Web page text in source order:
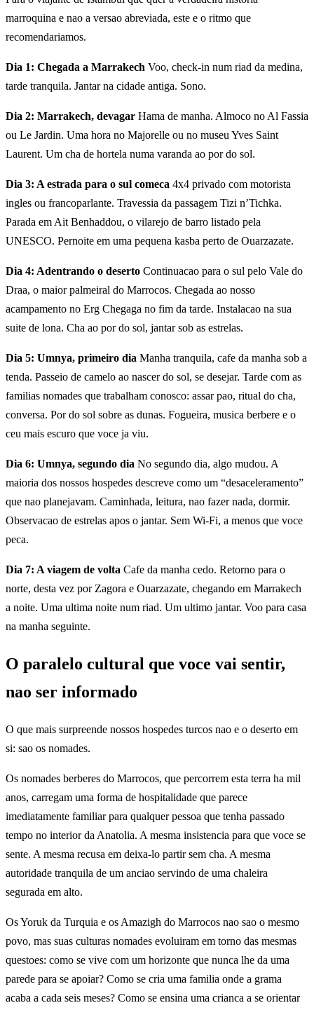
marroquina e nao a versao abreviada, este e o ritmo que
recomendariamos.
Dia 1: Chegada a Marrakech Voo, check-in num riad da medina,
tarde tranquila. Jantar na cidade antiga. Sono.
Dia 2: Marrakech, devagar Hama de manha. Almoco no Al Fassia
ou Le Jardin. Uma hora no Majorelle ou no museu Yves Saint
Laurent. Um cha de hortela numa varanda ao por do sol.
Dia 3: A estrada para o sul comeca 4x4 privado com motorista
ingles ou francoparlante. Travessia da passagem Tizi n’Tichka.
Parada em Ait Benhaddou, o vilarejo de barro listado pela
UNESCO. Pernoite em uma pequena kasba perto de Ouarzazate.
Dia 4: Adentrando o deserto Continuacao para o sul pelo Vale do
Draa, o maior palmeiral do Marrocos. Chegada ao nosso
acampamento no Erg Chegaga no fim da tarde. Instalacao na sua
suite de lona. Cha ao por do sol, jantar sob as estrelas.
Dia 5: Umnya, primeiro dia Manha tranquila, cafe da manha sob a
tenda. Passeio de camelo ao nascer do sol, se desejar. Tarde com as
familias nomades que trabalham conosco: assar pao, ritual do cha,
conversa. Por do sol sobre as dunas. Fogueira, musica berbere e o
ceu mais escuro que voce ja viu.
Dia 6: Umnya, segundo dia No segundo dia, algo mudou. A
maioria dos nossos hospedes descreve como um “desaceleramento”
que nao planejavam. Caminhada, leitura, nao fazer nada, dormir.
Observacao de estrelas apos o jantar. Sem Wi-Fi, a menos que voce
peca.
Dia 7: A viagem de volta Cafe da manha cedo. Retorno para o
norte, desta vez por Zagora e Ouarzazate, chegando em Marrakech
a noite. Uma ultima noite num riad. Um ultimo jantar. Voo para casa
na manha seguinte.
O paralelo cultural que voce vai sentir,
nao ser informado
O que mais surpreende nossos hospedes turcos nao e o deserto em
si: sao os nomades.
Os nomades berberes do Marrocos, que percorrem esta terra ha mil
anos, carregam uma forma de hospitalidade que parece
imediatamente familiar para qualquer pessoa que tenha passado
tempo no interior da Anatolia. A mesma insistencia para que voce se
sente. A mesma recusa em deixa-lo partir sem cha. A mesma
autoridade tranquila de um anciao servindo de uma chaleira
segurada em alto.
Os Yoruk da Turquia e os Amazigh do Marrocos nao sao o mesmo
povo, mas suas culturas nomades evoluiram em torno das mesmas
questoes: como se vive com um horizonte que nunca lhe da uma
parede para se apoiar? Como se cria uma familia onde a grama
acaba a cada seis meses? Como se ensina uma crianca a se orientar